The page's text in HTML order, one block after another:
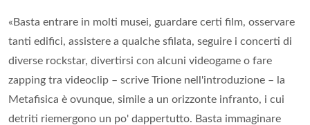
«Basta entrare in molti musei, guardare certi film, osservare
tanti edifici, assistere a qualche sfilata, seguire i concerti di
diverse rockstar, divertirsi con alcuni videogame o fare
zapping tra videoclip – scrive Trione nell'introduzione – la
Metafisica è ovunque, simile a un orizzonte infranto, i cui
detriti riemergono un po' dappertutto. Basta immaginare